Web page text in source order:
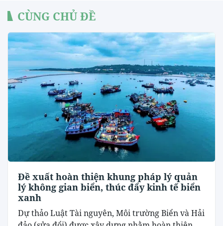
CÙNG CHỦ ĐỀ
Đề xuất hoàn thiện khung pháp lý quản
lý không gian biển, thúc đẩy kinh tế biển
xanh
Dự thảo Luật Tài nguyên, Môi trường Biển và Hải